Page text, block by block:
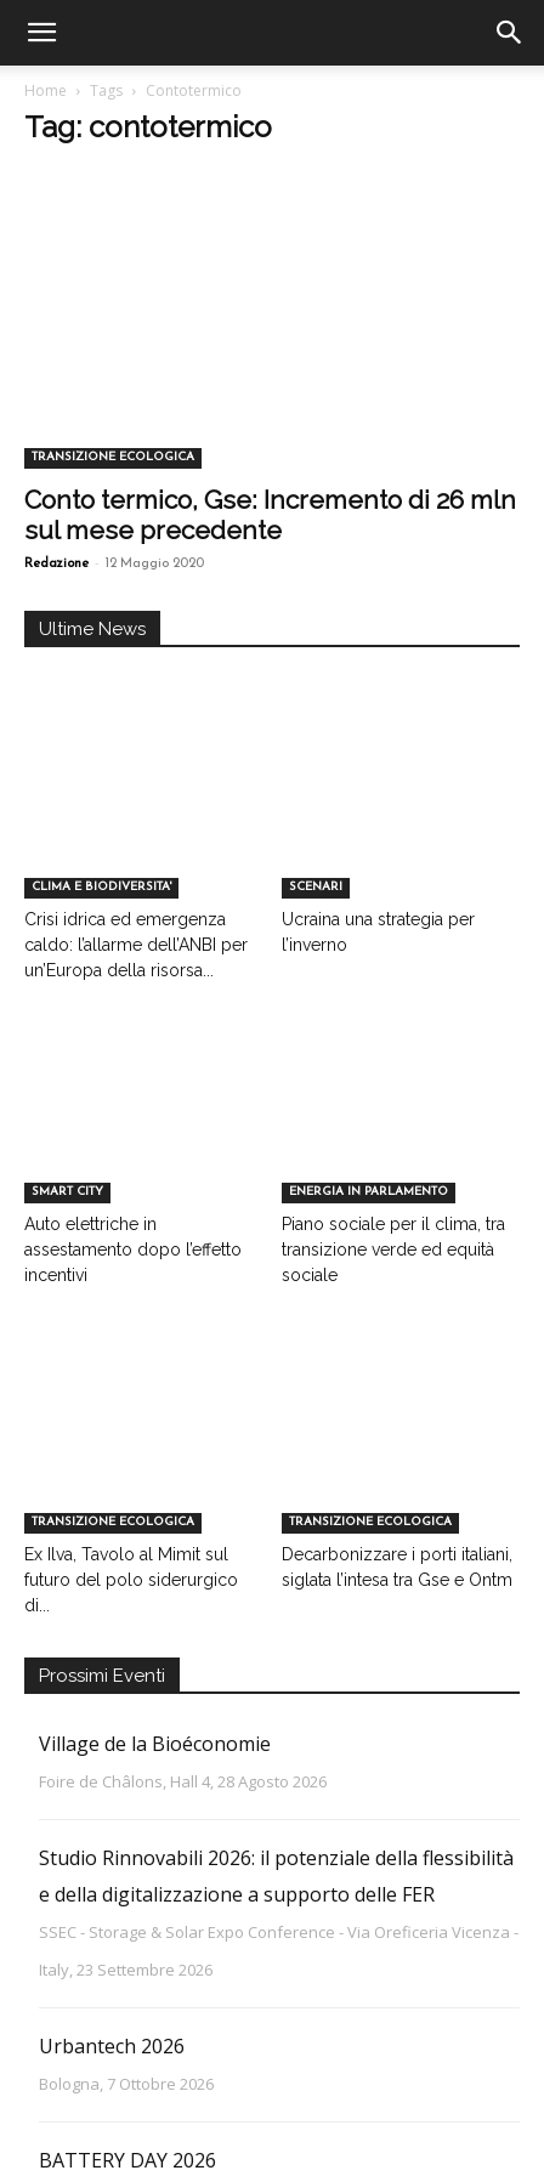
Home Tags Contotermico
Tag: contotermico
TRANSIZIONE ECOLOGICA
Conto termico, Gse: Incremento di 26 mln
sul mese precedente
Redazione - 12 Maggio 2020
Ultime News
CLIMA E BIODIVERSITA'
Crisi idrica ed emergenza
caldo: l’allarme dell’ANBI per
un’Europa della risorsa...
SCENARI
Ucraina una strategia per
l’inverno
SMART CITY
Auto elettriche in
assestamento dopo l’effetto
incentivi
ENERGIA IN PARLAMENTO
Piano sociale per il clima, tra
transizione verde ed equità
sociale
TRANSIZIONE ECOLOGICA
Ex Ilva, Tavolo al Mimit sul
futuro del polo siderurgico
di...
TRANSIZIONE ECOLOGICA
Decarbonizzare i porti italiani,
siglata l’intesa tra Gse e Ontm
Prossimi Eventi
Village de la Bioéconomie
Foire de Châlons, Hall 4, 28 Agosto 2026
Studio Rinnovabili 2026: il potenziale della flessibilità
e della digitalizzazione a supporto delle FER
SSEC - Storage & Solar Expo Conference - Via Oreficeria Vicenza -
Italy, 23 Settembre 2026
Urbantech 2026
Bologna, 7 Ottobre 2026
BATTERY DAY 2026